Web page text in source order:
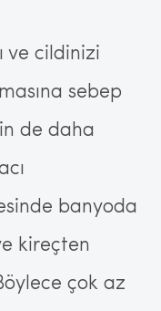
ve cildinizi
sebep
de daha
banyoda
kireçten
çok az